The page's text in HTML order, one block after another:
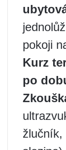
pokoji
Kurz
po
žlučník,